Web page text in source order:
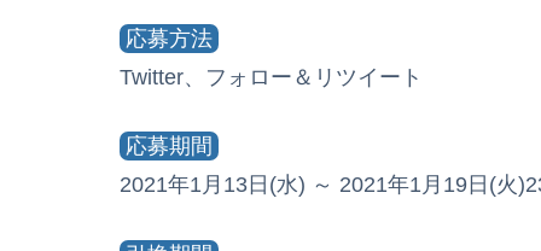
応募方法
Twitter、フォロー＆リツイート
応募期間
2021年1月13日(水) ～ 2021年1月19日(火